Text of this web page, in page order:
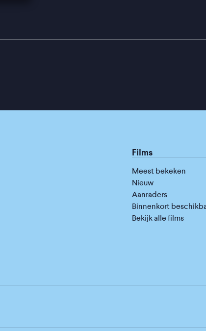
Films
Meest bekeken
Nieuw
Aanraders
Binnenkort
Bekijk alle films